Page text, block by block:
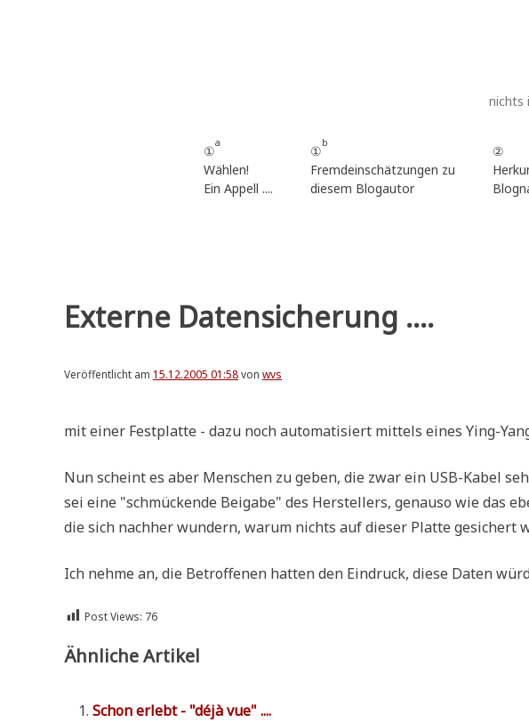
nichts
①
a
Wählen!
Ein Appell ....
①
b
Fremdeinschätzungen zu
diesem Blogautor
②
Externe Datensicherung ....
Veröffentlicht am 15.12.2005 01:58von wvs
mit einer Fest­plat­te - dazu noch auto­ma­ti­siert mit­tels eines Ying-
Nun scheint es aber Men­schen zu geben, die zwar ein USB-Kabel
sei eine "schmücken­de Bei­ga­be" des Her­stel­lers, genau­so wie das
die sich nach­her wun­dern, war­um nichts auf die­ser Plat­te gesi­chert
Ich neh­me an, die Betrof­fe­nen hat­ten den Ein­druck, die­se Daten
Post Views: 76
Ähnliche Artikel
Schon erlebt - "déjà vue" ....